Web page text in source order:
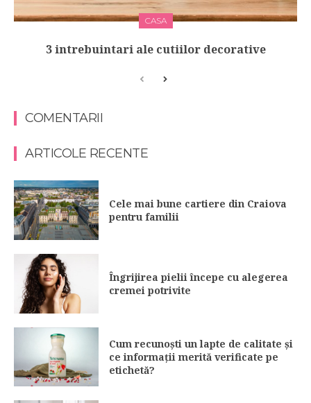
CASA
3 intrebuintari ale cutiilor decorative
COMENTARII
ARTICOLE RECENTE
Cele mai bune cartiere din Craiova
pentru familii
Îngrijirea pielii începe cu alegerea
cremei potrivite
Cum recunoști un lapte de calitate și
ce informații merită verificate pe
etichetă?